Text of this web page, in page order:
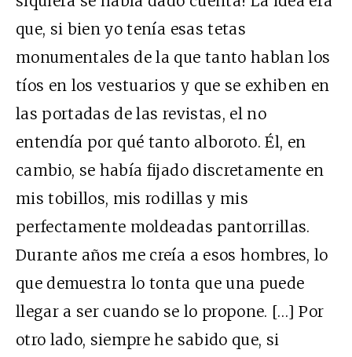
que, si bien yo tenía esas tetas
monumentales de la que tanto hablan los
tíos en los vestuarios y que se exhiben en
las portadas de las revistas, el no
entendía por qué tanto alboroto. Él, en
cambio, se había fijado discretamente en
mis tobillos, mis rodillas y mis
perfectamente moldeadas pantorrillas.
Durante años me creía a esos hombres, lo
que demuestra lo tonta que una puede
llegar a ser cuando se lo propone. […] Por
otro lado, siempre he sabido que, si